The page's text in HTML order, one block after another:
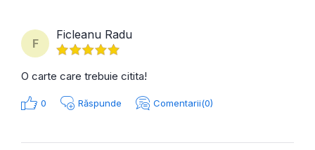
F
Ficleanu Radu
O carte care trebuie citita!
0 Răspunde Comentarii(0)